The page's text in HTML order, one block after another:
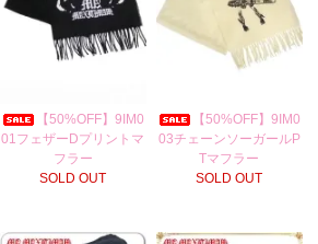
【50%OFF】9IM0
01フェザーDプリントマ
フラー
SOLD OUT
【50%OFF】9IM0
03チェーンソーガールP
Tマフラー
SOLD OUT